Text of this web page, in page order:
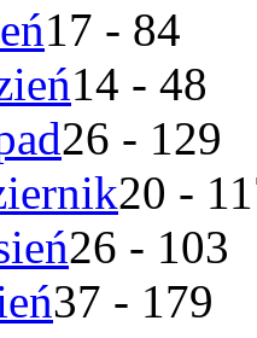
17 - 84
14 - 48
26 - 129
20 -
26 - 103
37 - 179